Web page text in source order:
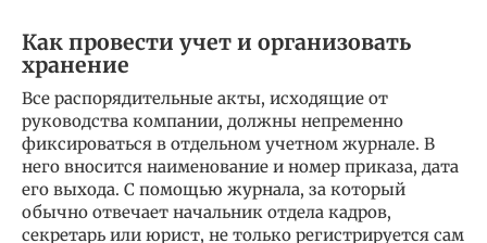
Как провести учет и организовать
хранение
Все распорядительные акты, исходящие от
руководства компании, должны непременно
фиксироваться в отдельном учетном журнале. В
него вносится наименование и номер приказа, дата
его выхода. С помощью журнала, за который
обычно отвечает начальник отдела кадров,
секретарь или юрист, не только регистрируется сам